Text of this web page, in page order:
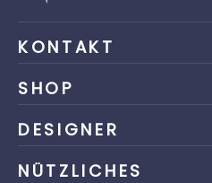
KONTAKT
SHOP
DESIGNER
NÜTZLICHES